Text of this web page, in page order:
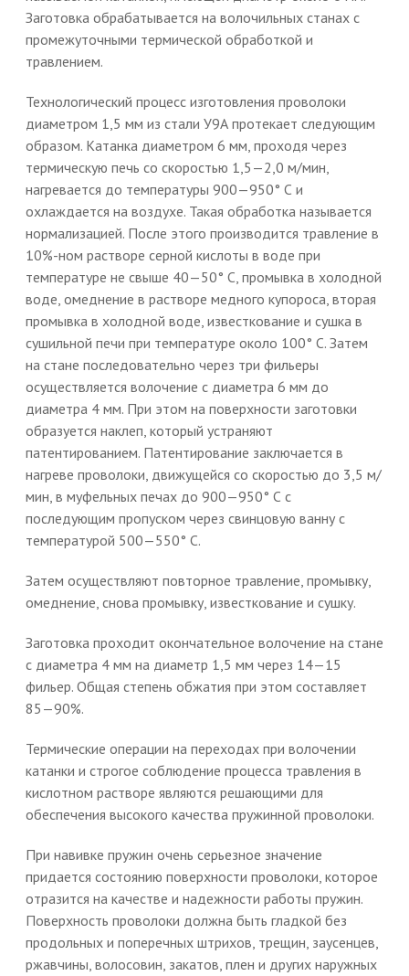
Заготовка обрабатывается на волочильных станах с
промежуточными термической обработкой и
травлением.
Технологический процесс изготовления проволоки
диаметром 1,5 мм из стали У9А протекает следующим
образом. Катанка диаметром 6 мм, проходя через
термическую печь со скоростью 1,5—2,0 м/мин,
нагревается до температуры 900—950° С и
охлаждается на воздухе. Такая обработка называется
нормализацией. После этого производится травление в
10%-ном растворе серной кислоты в воде при
температуре не свыше 40—50° С, промывка в холодной
воде, омеднение в растворе медного купороса, вторая
промывка в холодной воде, известкование и сушка в
сушильной печи при температуре около 100° С. Затем
на стане последовательно через три фильеры
осуществляется волочение с диаметра 6 мм до
диаметра 4 мм. При этом на поверхности заготовки
образуется наклеп, который устраняют
патентированием. Патентирование заключается в
нагреве проволоки, движущейся со скоростью до 3,5 м/
мин, в муфельных печах до 900—950° С с
последующим пропуском через свинцовую ванну с
температурой 500—550° С.
Затем осуществляют повторное травление, промывку,
омеднение, снова промывку, известкование и сушку.
Заготовка проходит окончательное волочение на стане
с диаметра 4 мм на диаметр 1,5 мм через 14—15
фильер. Общая степень обжатия при этом составляет
85—90%.
Термические операции на переходах при волочении
катанки и строгое соблюдение процесса травления в
кислотном растворе являются решающими для
обеспечения высокого качества пружинной проволоки.
При навивке пружин очень серьезное значение
придается состоянию поверхности проволоки, которое
отразится на качестве и надежности работы пружин.
Поверхность проволоки должна быть гладкой без
продольных и поперечных штрихов, трещин, заусенцев,
ржавчины, волосовин, закатов, плен и других наружных